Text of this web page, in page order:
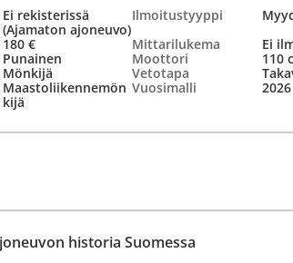
Ei rekisterissä
(Ajamaton ajoneuvo)
Ilmoitustyyppi
180 € Mittarilukema
Ei
Punainen Moottori
110
Mönkijä Vetotapa
Maastoliikennemön
kijä
Vuosimalli 2026
historia Suomessa